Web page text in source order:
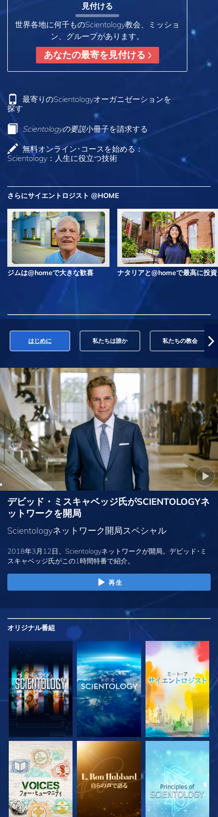
見付ける
世界各地に何千ものScientology教会、ミッショ
ン、グループがあります。
あなたの最寄を見付ける
最寄りのScientologyオーガニゼーションを
探す
Scientologyの要説小冊子を請求する
無料オンライン･コースを始める：
Scientology：人生に役立つ技術
さらにサイエントロジスト @HOME
ジムは@homeで大きな歓喜 ナタリアと@homeで最高に投資
はじめに 私たちは誰か 私たちの教会
デビッド・ミスキャベッジ氏がSCIENTOLOGYネ
ットワークを開局
Scientologyネットワーク開局スペシャル
2018年3月12日、Scientologyネットワークが開局。デビッド･ミ
スキャベッジ氏がこの1時間特番で紹介。
再生
オリジナル番組
シリーズを探求 シリーズを探求 シリーズを探求